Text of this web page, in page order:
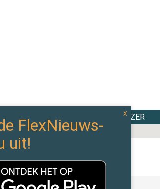
CAO WIJZER
BINNEN IN 2025